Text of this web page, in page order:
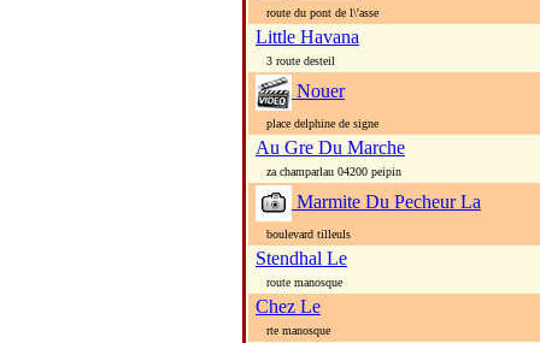
route du pont de l\'asse
Little Havana
3 route desteil
Nouer
place delphine de signe
Au Gre Du Marche
za champarlau 04200 peipin
Marmite Du Pecheur La
boulevard tilleuls
Stendhal Le
route manosque
Chez Le
rte manosque